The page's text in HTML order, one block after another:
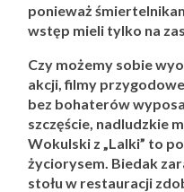
ponieważ
wstęp mieli tylko na
Czy możemy sobie
akcji, filmy
bez bohaterów
szczęście, nadludzkie
Wokulski z „Lalki” to
życiorysem. Biedak
stołu w restauracji